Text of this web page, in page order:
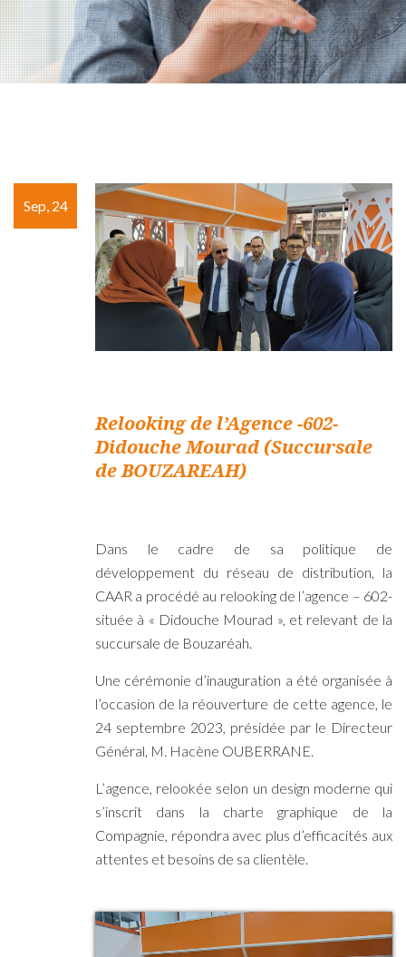
Sep, 24
Relooking de l’Agence -602-
Didouche Mourad (Succursale
de BOUZAREAH)
Dans le cadre de sa politique de
développement du réseau de distribution, la
CAAR a procédé au relooking de l’agence – 602-
située à « Didouche Mourad », et relevant de la
succursale de Bouzaréah.
Une cérémonie d’inauguration a été organisée à
l’occasion de la réouverture de cette agence, le
24 septembre 2023, présidée par le Directeur
Général, M. Hacène OUBERRANE.
L’agence, relookée selon un design moderne qui
s’inscrit dans la charte graphique de la
Compagnie, répondra avec plus d’efficacités aux
attentes et besoins de sa clientèle.